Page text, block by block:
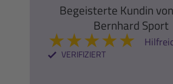
Begeisterte Kundin
Bernhard Sport
★★★★★
VERIFIZIERT